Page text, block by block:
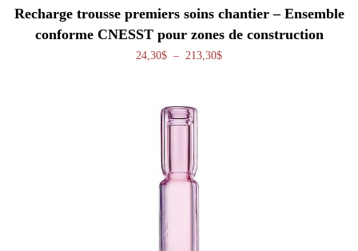
Recharge trousse premiers soins chantier – Ensemble
conforme CNESST pour zones de construction
24,30$ – 213,30$Plage de prix : 24,30$ à